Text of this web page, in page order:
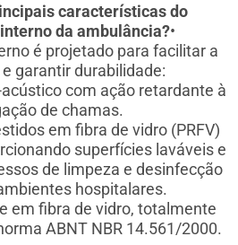
características do
da ambulância?•
é projetado para facilitar a
garantir durabilidade:
com ação retardante à
de chamas.
em fibra de vidro (PRFV)
superfícies laváveis e
de limpeza e desinfecção
hospitalares.
em fibra de vidro, totalmente
ABNT NBR 14.561/2000.